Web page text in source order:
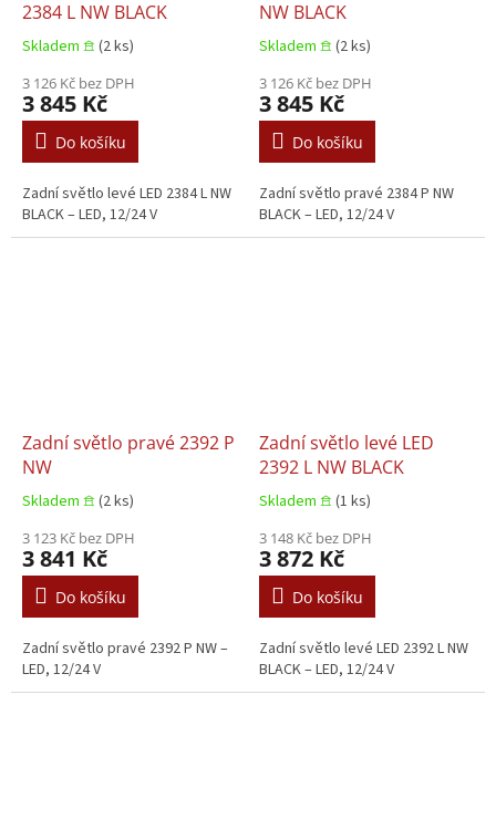
2384 L NW BLACK
Skladem 𖠿 (2 ks)
3 126 Kč bez DPH
3 845 Kč
Do košíku
Zadní světlo levé LED 2384 L NW
BLACK – LED, 12/24 V
NW BLACK
Skladem 𖠿 (2 ks)
3 126 Kč bez DPH
3 845 Kč
Do košíku
Zadní světlo pravé 2384 P NW
BLACK – LED, 12/24 V
Zadní světlo pravé 2392 P
NW
Skladem 𖠿 (2 ks)
3 123 Kč bez DPH
3 841 Kč
Do košíku
Zadní světlo pravé 2392 P NW –
LED, 12/24 V
Zadní světlo levé LED
2392 L NW BLACK
Skladem 𖠿 (1 ks)
3 148 Kč bez DPH
3 872 Kč
Do košíku
Zadní světlo levé LED 2392 L NW
BLACK – LED, 12/24 V